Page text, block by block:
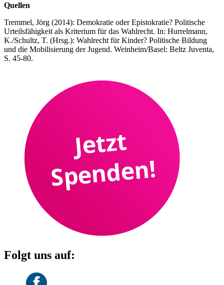
Quellen
Tremmel, Jörg (2014): Demokratie oder Epistokratie? Politische
Urteilsfähigkeit als Kriterium für das Wahlrecht. In: Hurrelmann,
K./Schultz, T. (Hrsg.): Wahlrecht für Kinder? Politische Bildung
und die Mobilisierung der Jugend. Weinheim/Basel: Beltz Juventa,
S. 45-80.
Folgt uns auf: